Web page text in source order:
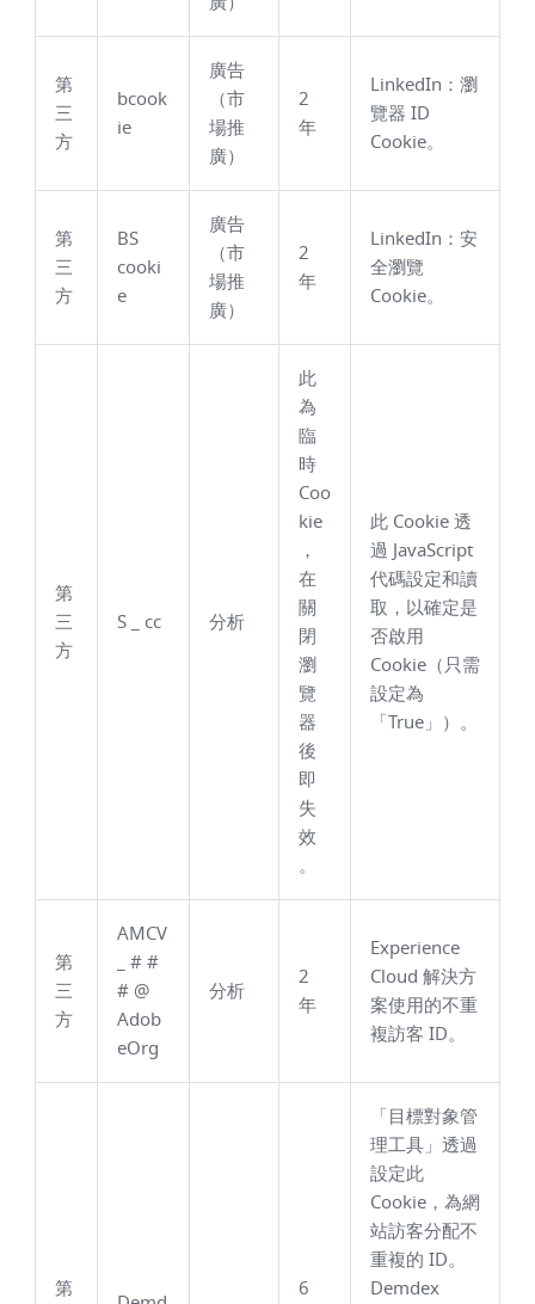
第
三
方
bcook
ie
廣告
（市
場推
廣）
2
年
LinkedIn：瀏
覽器 ID
Cookie。
第
三
方
BS
cooki
e
廣告
（市
場推
廣）
2
年
LinkedIn：安
全瀏覽
Cookie。
第
三
方
S _ cc 分析
此
為
臨
時
Coo
kie
，
在
關
閉
瀏
覽
器
後
即
失
效
。
此 Cookie 透
過 JavaScript
代碼設定和讀
取，以確定是
否啟用
Cookie（只需
設定為
「True」）。
第
三
方
AMCV
_ # #
# @
Adob
eOrg
分析
2
年
Experience
Cloud 解決方
案使用的不重
複訪客 ID。
第
6
「目標對象管
理工具」透過
設定此
Cookie，為網
站訪客分配不
重複的 ID。
Demdex